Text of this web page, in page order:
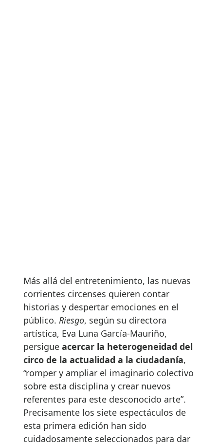
Más allá del entretenimiento, las nuevas
corrientes circenses quieren contar
historias y despertar emociones en el
público. Riesgo, según su directora
artística, Eva Luna García-Mauriño,
persigue acercar la heterogeneidad del
circo de la actualidad a la ciudadanía,
“romper y ampliar el imaginario colectivo
sobre esta disciplina y crear nuevos
referentes para este desconocido arte”.
Precisamente los siete espectáculos de
esta primera edición han sido
cuidadosamente seleccionados para dar